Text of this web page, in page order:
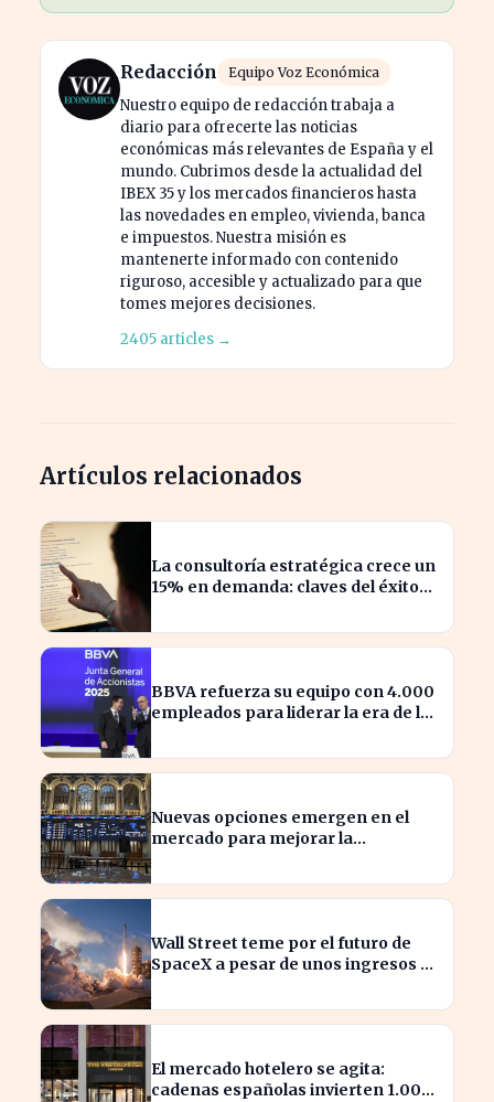
Redacción Equipo Voz Económica
Nuestro equipo de redacción trabaja a
diario para ofrecerte las noticias
económicas más relevantes de España y el
mundo. Cubrimos desde la actualidad del
IBEX 35 y los mercados financieros hasta
las novedades en empleo, vivienda, banca
e impuestos. Nuestra misión es
mantenerte informado con contenido
riguroso, accesible y actualizado para que
tomes mejores decisiones.
2405 articles →
Artículos relacionados
La consultoría estratégica crece un
15% en demanda: claves del éxito
BBVA refuerza su equipo con 4.000
empleados para liderar la era de la
Nuevas opciones emergen en el
mercado para mejorar la
Wall Street teme por el futuro de
SpaceX a pesar de unos ingresos de
El mercado hotelero se agita:
cadenas españolas invierten 1.000